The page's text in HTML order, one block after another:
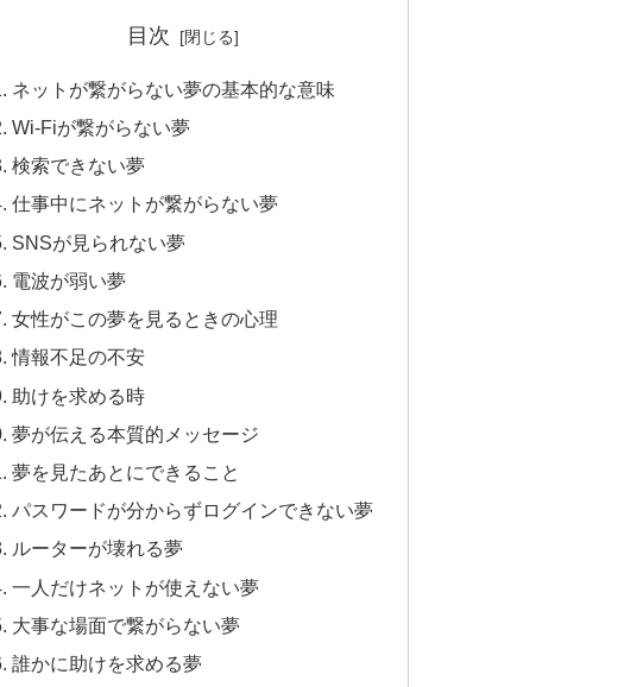
目次
ネットが繋がらない夢の基本的な意味
Wi-Fiが繋がらない夢
検索できない夢
仕事中にネットが繋がらない夢
SNSが見られない夢
電波が弱い夢
女性がこの夢を見るときの心理
情報不足の不安
助けを求める時
夢が伝える本質的メッセージ
夢を見たあとにできること
パスワードが分からずログインできない夢
ルーターが壊れる夢
一人だけネットが使えない夢
大事な場面で繋がらない夢
誰かに助けを求める夢